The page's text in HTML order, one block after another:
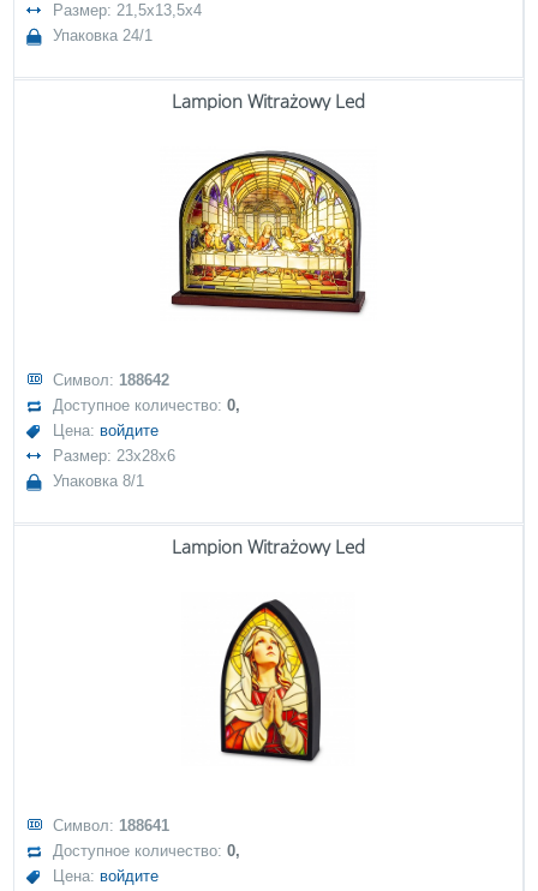
Размер: 21,5x13,5x4
Упаковка 24/1
Lampion Witrażowy Led
Символ: 188642
Доступное количество:0,
Цена: войдите
Размер: 23x28x6
Упаковка 8/1
Lampion Witrażowy Led
Символ: 188641
Доступное количество:0,
Цена: войдите